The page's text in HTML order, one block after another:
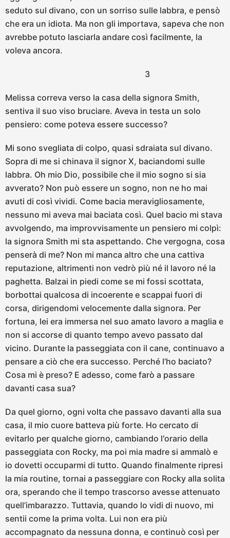
seduto sul divano, con un sorriso sulle labbra, e pensò
che era un idiota. Ma non gli importava, sapeva che non
avrebbe potuto lasciarla andare così facilmente, la
voleva ancora.
3
Melissa correva verso la casa della signora Smith,
sentiva il suo viso bruciare. Aveva in testa un solo
pensiero: come poteva essere successo?
Mi sono svegliata di colpo, quasi sdraiata sul divano.
Sopra di me si chinava il signor X, baciandomi sulle
labbra. Oh mio Dio, possibile che il mio sogno si sia
avverato? Non può essere un sogno, non ne ho mai
avuti di così vividi. Come bacia meravigliosamente,
nessuno mi aveva mai baciata così. Quel bacio mi stava
avvolgendo, ma improvvisamente un pensiero mi colpì:
la signora Smith mi sta aspettando. Che vergogna, cosa
penserà di me? Non mi manca altro che una cattiva
reputazione, altrimenti non vedrò più né il lavoro né la
paghetta. Balzai in piedi come se mi fossi scottata,
borbottai qualcosa di incoerente e scappai fuori di
corsa, dirigendomi velocemente dalla signora. Per
fortuna, lei era immersa nel suo amato lavoro a maglia e
non si accorse di quanto tempo avevo passato dal
vicino. Durante la passeggiata con il cane, continuavo a
pensare a ciò che era successo. Perché l’ho baciato?
Cosa mi è preso? E adesso, come farò a passare
davanti casa sua?
Da quel giorno, ogni volta che passavo davanti alla sua
casa, il mio cuore batteva più forte. Ho cercato di
evitarlo per qualche giorno, cambiando l'orario della
passeggiata con Rocky, ma poi mia madre si ammalò e
io dovetti occuparmi di tutto. Quando finalmente ripresi
la mia routine, tornai a passeggiare con Rocky alla solita
ora, sperando che il tempo trascorso avesse attenuato
quell’imbarazzo. Tuttavia, quando lo vidi di nuovo, mi
sentii come la prima volta. Lui non era più
accompagnato da nessuna donna, e continuò così per